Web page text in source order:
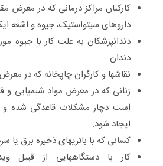
کارکنان مراکز درمانی که در معرض
داروهای سیتواستیک، جیوه و اشعه
دندانپزشکان به علت کار با جیوه
دندان
نقاشها و کارگران چاپخانه که در
زنانی که در معرض مواد شیمیایی
است دچار مشکلات قاعدگی شده و
ایجاد شود.
کسانی که با باتریهای ذخیره برق یا
کار با دستگاههایی از قبیل